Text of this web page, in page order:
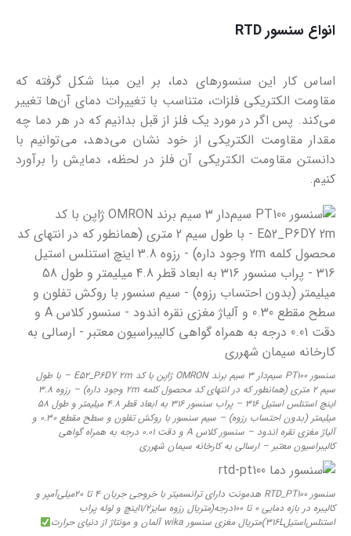
انواع سنسور RTD
اساس کار این سنسورهای دما، بر این مبنا شکل گرفته که
مقاومت الکتریکی فلزات، متناسب با تغییرات دمای آن‌ها تغییر
می‌کند. پس اگر در مورد یک فلز از قبل بدانیم که در هر دما چه
مقدار مقاومت الکتریکی از خود نشان می‌دهد، می‌توانیم با
دانستن مقاومت الکتریکی آن فلز در لحظه، دمایش را برآورد
کنیم.
سنسور PT100 سیم‌دار 3 سیم برند OMRON ژاپن با کد E52_P6DY 2m – با طول
سیم 2 متری (همانطور که در انتهای کد محصول کلمه 2m وجود داره) – رزوه 3.8
اینچ استنلس استیل 316 – پراب سنسور 316 به ابعاد قطر 4.8 میلیمتر و طول 58
میلیمتر (بدون احتساب رزوه) – سیم سنسور با روکش تفلون و سطح مقطع 0.30 و
آلیاژ مغزی نقره اندود – سنسور کلاس A و دقت 0.01 درجه به همراه گواهی
کالیبراسیون معتبر – ارسالی به کارخانه سیمان شهرری
سنسور RTD_PT100 هدمونت دارای ترانسمیتر با خروجی جریان 4 تا 20میلی‌آمپر و
کالیبره در بازه دمایی ۰ تا ۱۰۰درجه(متریال رزوه سایز۱/۲اینچ و لوله پراب
استنلس‌استیل316L)متریال مغزی سنسور wika آلمان و مونتاژ از دنیای حرارت